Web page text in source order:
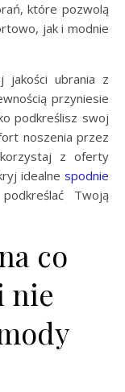
które pozwolą
jak i modnie
jakości ubrania z
przyniesie
podkreślisz swoj
noszenia przez
z oferty
idealne spodnie
Twoją
co
nie